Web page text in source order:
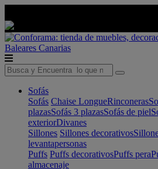
Baleares Canarias
Sofás
Sofás Chaise LongueRinconeras
plazasSofás 3 plazasSofás de piel
exteriorDivanes
Sillones Sillones decorativos
levantapersonas
Puffs Puffs decorativosPuffs pera
almacenaje